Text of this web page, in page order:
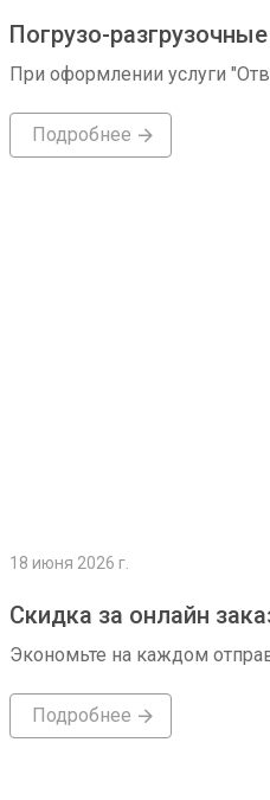
Погрузо-
При оформлении услуги
Подробнее
18 июня 2026 г.
Скидка за онлайн
Экономьте на каждом
Подробнее